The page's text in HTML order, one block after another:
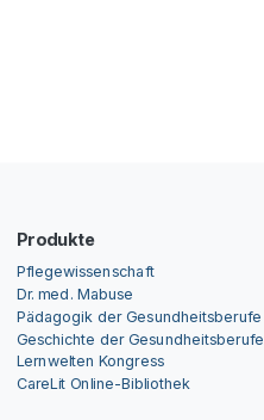
Produkte
Pflegewissenschaft
Dr. med. Mabuse
Pädagogik der Gesundheitsberufe
Geschichte der Gesundheitsberufe
Lernwelten Kongress
CareLit Online-Bibliothek